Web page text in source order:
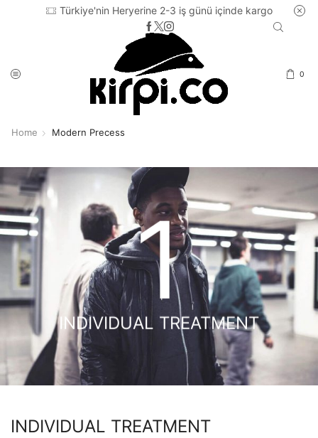
Türkiye'nin Heryerine 2-3 iş günü içinde kargo
0
Home Modern Precess
INDIVIDUAL TREATMENT
1
INDIVIDUAL TREATMENT